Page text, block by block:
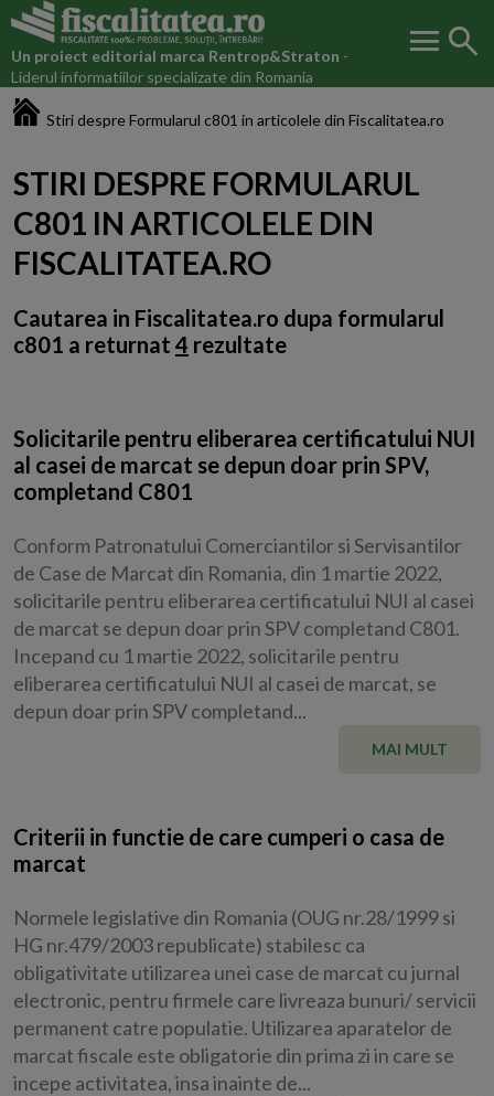
Un proiect editorial marca Rentrop&Straton -
Liderul informatiilor specializate din Romania
menu search
Stiri despre Formularul c801 in articolele din Fiscalitatea.ro
STIRI DESPRE FORMULARUL
C801 IN ARTICOLELE DIN
FISCALITATEA.RO
Cautarea in Fiscalitatea.ro dupa formularul
c801 a returnat 4 rezultate
Solicitarile pentru eliberarea certificatului NUI
al casei de marcat se depun doar prin SPV,
completand C801
Conform Patronatului Comerciantilor si Servisantilor
de Case de Marcat din Romania, din 1 martie 2022,
solicitarile pentru eliberarea certificatului NUI al casei
de marcat se depun doar prin SPV completand C801.
Incepand cu 1 martie 2022, solicitarile pentru
eliberarea certificatului NUI al casei de marcat, se
depun doar prin SPV completand...
MAI MULT
Criterii in functie de care cumperi o casa de
marcat
Normele legislative din Romania (OUG nr.28/1999 si
HG nr.479/2003 republicate) stabilesc ca
obligativitate utilizarea unei case de marcat cu jurnal
electronic, pentru firmele care livreaza bunuri/ servicii
permanent catre populatie. Utilizarea aparatelor de
marcat fiscale este obligatorie din prima zi in care se
incepe activitatea, insa inainte de...